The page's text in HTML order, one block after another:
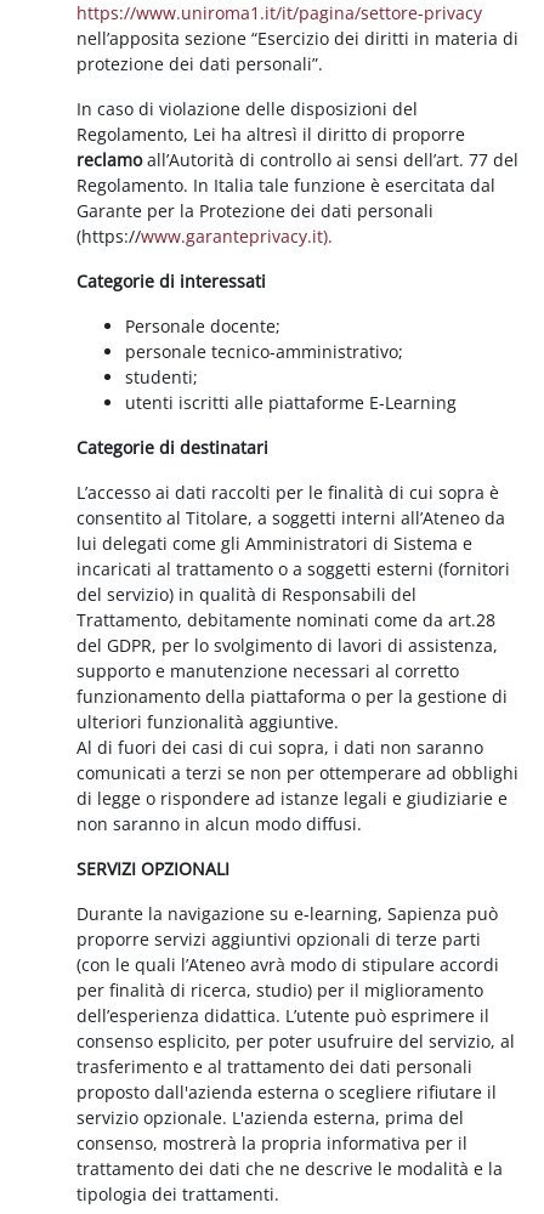
https://www.uniroma1.it/it/pagina/settore-privacy
nell’apposita sezione “Esercizio dei diritti in materia di
protezione dei dati personali”.
In caso di violazione delle disposizioni del
Regolamento, Lei ha altresì il diritto di proporre
reclamoall’Autorità di controllo ai sensi dell’art. 77 del
Regolamento. In Italia tale funzione è esercitata dal
Garante per la Protezione dei dati personali
(https://www.garanteprivacy.it).
Categorie di interessati
Personale docente;
personale tecnico-amministrativo;
studenti;
utenti iscritti alle piattaforme E-Learning
Categorie di destinatari
L’accesso ai dati raccolti per le finalità di cui sopra è
consentito al Titolare, a soggetti interni all’Ateneo da
lui delegati come gli Amministratori di Sistema e
incaricati al trattamento o a soggetti esterni (fornitori
del servizio) in qualità di Responsabili del
Trattamento, debitamente nominati come da art.28
del GDPR, per lo svolgimento di lavori di assistenza,
supporto e manutenzione necessari al corretto
funzionamento della piattaforma o per la gestione di
ulteriori funzionalità aggiuntive.
Al di fuori dei casi di cui sopra, i dati non saranno
comunicati a terzi se non per ottemperare ad obblighi
di legge o rispondere ad istanze legali e giudiziarie e
non saranno in alcun modo diffusi.
SERVIZI OPZIONALI
Durante la navigazione su e-learning, Sapienza può
proporre servizi aggiuntivi opzionali di terze parti
(con le quali l’Ateneo avrà modo di stipulare accordi
per finalità di ricerca, studio) per il miglioramento
dell’esperienza didattica. L’utente può esprimere il
consenso esplicito, per poter usufruire del servizio, al
trasferimento e al trattamento dei dati personali
proposto dall'azienda esterna o scegliere rifiutare il
servizio opzionale. L'azienda esterna, prima del
consenso, mostrerà la propria informativa per il
trattamento dei dati che ne descrive le modalità e la
tipologia dei trattamenti.